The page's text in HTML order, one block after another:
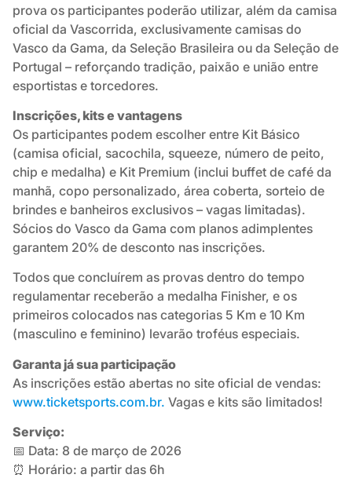
prova os participantes poderão utilizar, além da camisa
oficial da Vascorrida, exclusivamente camisas do
Vasco da Gama, da Seleção Brasileira ou da Seleção de
Portugal – reforçando tradição, paixão e união entre
esportistas e torcedores.
Inscrições, kits e vantagens
Os participantes podem escolher entre Kit Básico
(camisa oficial, sacochila, squeeze, número de peito,
chip e medalha) e Kit Premium (inclui buffet de café da
manhã, copo personalizado, área coberta, sorteio de
brindes e banheiros exclusivos – vagas limitadas).
Sócios do Vasco da Gama com planos adimplentes
garantem 20% de desconto nas inscrições.
Todos que concluírem as provas dentro do tempo
regulamentar receberão a medalha Finisher, e os
primeiros colocados nas categorias 5 Km e 10 Km
(masculino e feminino) levarão troféus especiais.
Garanta já sua participação
As inscrições estão abertas no site oficial de vendas:
www.ticketsports.com.br. Vagas e kits são limitados!
Serviço:
📅 Data: 8 de março de 2026
⏰ Horário: a partir das 6h